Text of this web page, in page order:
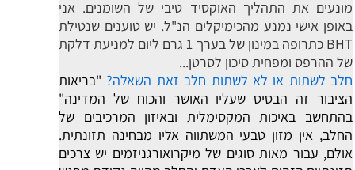
מונעים את התהליך האוקסיד טיבי של השומנים. אני
באופן אישי נמנע מהכימיקלים הנ"ל. יש טוענים שנטילת
BHT כתרופה במינון של בערך 1 גרם ליום למניעת דלקת
של ההרפס ומפחית סיכון לסרטן...
חלב לשתות או לא לשתות חלב זאת השאלה? "בריאות
הציבור זה הבסיס שעליו האושר והכוח של המדינה"
בהתחשב באיכות המקסימלית ובאיזון המרכיבים של
החלב, אין מזון טבעי המשתווה אליו מבחינה תזונתית.
אולם, עבור מאות סוגים של מיקרואורגניזמים יש צרכים